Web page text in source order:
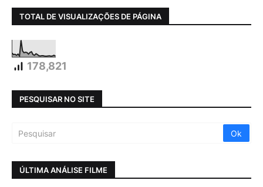
TOTAL DE VISUALIZAÇÕES DE PÁGINA
178,821
PESQUISAR NO SITE
ÚLTIMA ANÁLISE FILME